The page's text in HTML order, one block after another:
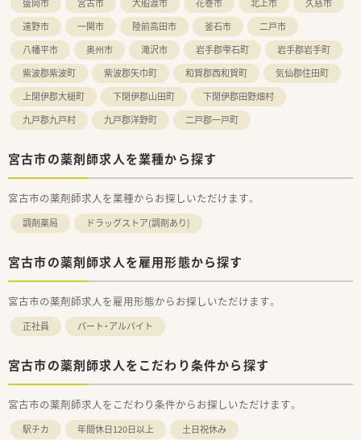
す。
薬品も1300品目ほど取り揃えており、ご経験を積みたい方、スキ
ルを活かしたい方におススメです。
遠野市
一関市 陸前高田市 釜石市
二戸市
八幡平市
奥州市 滝沢市 岩手郡雫石町
岩手郡岩手町
紫波郡紫波町
紫波郡矢巾町 和賀郡西和賀町
気仙郡住田町
上閉伊郡大槌町
下閉伊郡山田町
下閉伊郡田野畑村
九戸郡九戸村
九戸郡洋野町 二戸郡一戸町
宮古市の薬剤師求人を業種から探す
宮古市の薬剤師求人を業種からお探しいただけます。
調剤薬局 ドラッグストア(調剤あり)
宮古市の薬剤師求人を雇用形態から探す
宮古市の薬剤師求人を雇用形態からお探しいただけます。
正社員 パート・アルバイト
宮古市の薬剤師求人をこだわり条件から探す
宮古市の薬剤師求人をこだわり条件からお探しいただけます。
駅チカ 年間休日120日以上
土日祝休み